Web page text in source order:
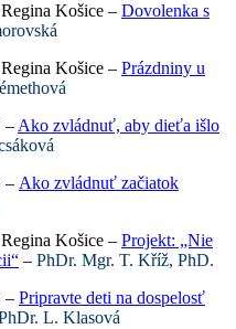
Košice – Dovolenka s
Košice – Prázdniny u
– Ako zvládnuť, aby dieťa išlo
– Ako zvládnuť začiatok
Košice – Projekt: „Nie
– PhDr. Mgr. T. Kříž, PhD.
– Pripravte deti na dospelosť
L. Klasová